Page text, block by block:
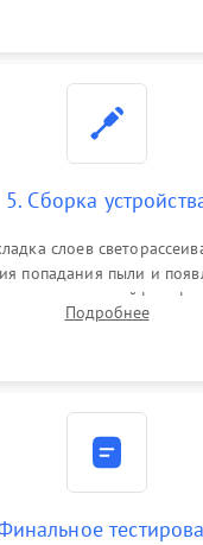
5. Сборка
слоев
попадания пыли и
шлейфов,
пластикового
Подробнее